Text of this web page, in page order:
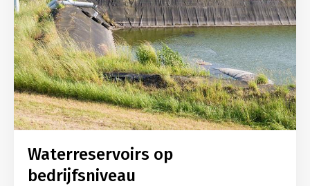
Waterreservoirs op
bedrijfsniveau